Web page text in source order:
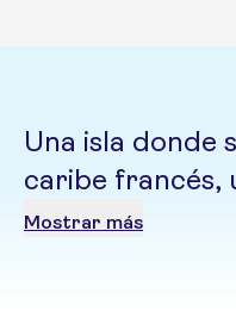
Una isla donde
caribe francés,
fusionan la
Mostrar más